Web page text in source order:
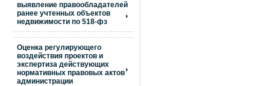
выявление правообладателей
ранее учтенных объектов
недвижимости по 518-фз
Оценка регулирующего
воздействия проектов и
экспертиза действующих
нормативных правовых актов
администрации